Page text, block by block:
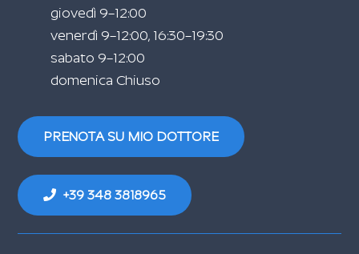
giovedì 9–12:00
venerdì 9–12:00, 16:30–19:30
sabato 9–12:00
domenica Chiuso
PRENOTA SU MIO DOTTORE
+39 348 3818965